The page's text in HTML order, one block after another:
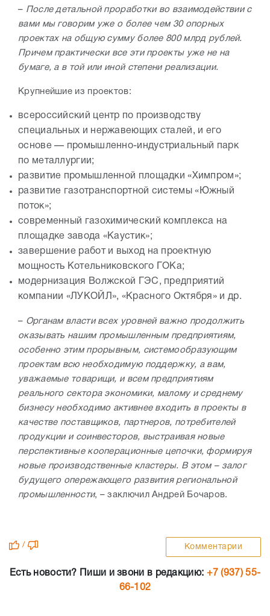
– После детальной проработки во взаимодействии с
вами мы говорим уже о более чем 30 опорных
проектах на общую сумму более 800 млрд рублей.
Причем практически все эти проекты уже не на
бумаге, а в той или иной степени реализации.
Крупнейшие из проектов:
всероссийский центр по производству
специальных и нержавеющих сталей, и его
основе — промышленно-индустриальный парк
по металлургии;
развитие промышленной площадки «Химпром»;
развитие газотранспортной системы «Южный
поток»;
современный газохимический комплекса на
площадке завода «Каустик»;
завершение работ и выход на проектную
мощность Котельниковского ГОКа;
модернизация Волжской ГЭС, предприятий
компании «ЛУКОЙЛ», «Красного Октября» и др.
– Органам власти всех уровней важно продолжить
оказывать нашим промышленным предприятиям,
особенно этим прорывным, системообразующим
проектам всю необходимую поддержку, а вам,
уважаемые товарищи, и всем предприятиям
реального сектора экономики, малому и среднему
бизнесу необходимо активнее входить в проекты в
качестве поставщиков, партнеров, потребителей
продукции и соинвесторов, выстраивая новые
перспективные кооперационные цепочки, формируя
новые производственные кластеры. В этом – залог
будущего опережающего развития региональной
промышленности, – заключил Андрей Бочаров.
/ Комментарии
Есть новости? Пиши и звони в редакцию: +7 (937) 55-
66-102